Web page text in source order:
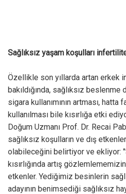
Sağlıksız yaşam koşulları
Özellikle son yıllarda artan erkek
bakıldığında, sağlıksız
sigara kullanımının artması,
kullanılması bile kısırlığa etki
Doğum Uzmanı Prof. Dr. Recai
sağlıksız koşulların ve dış
olabileceğini belirtiyor ve ekliyor:
kısırlığında artış
etkenler. Yediğimiz besinlerin
adayının benimsediği sağlıksız